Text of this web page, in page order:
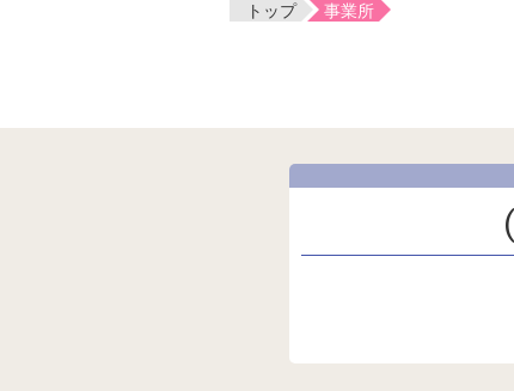
会長挨拶・社長挨拶・事業案内
介護サービス
その他の関連サービス
トップ 事業所